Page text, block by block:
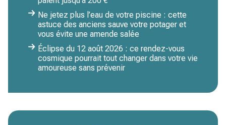
Ne jetez plus l’eau de votre piscine : cette
astuce des anciens sauve votre potager et
vous évite une amende salée
Éclipse du 12 août 2026 : ce rendez-vous
cosmique pourrait tout changer dans votre vie
amoureuse sans prévenir